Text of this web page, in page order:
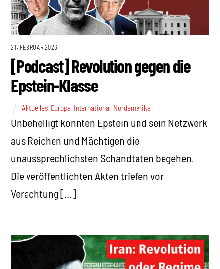
21. FEBRUAR 2026
[Podcast] Revolution gegen die
Epstein-Klasse
Aktuelles Europa International Nordamerika
Unbehelligt konnten Epstein und sein Netzwerk
aus Reichen und Mächtigen die
unaussprechlichsten Schandtaten begehen.
Die veröffentlichten Akten triefen vor
Verachtung […]